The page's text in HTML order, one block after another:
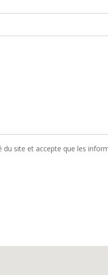
du site et accepte que les